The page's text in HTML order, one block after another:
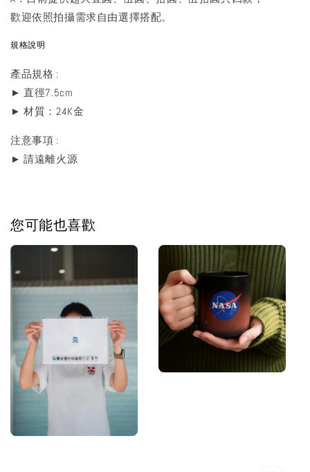
歡迎依照拍攝需求自由選擇搭配。
規格說明
產品規格 :
► 直徑7.5cm
► 材質：24K金
注意事項 :
► 請遠離火源
您可能也喜歡